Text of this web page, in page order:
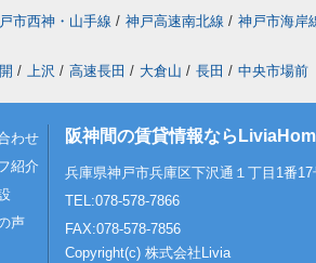
市西神・山手線 / 神戸高速南北線 / 神戸市海岸
/ 上沢 / 高速長田 / 大倉山 / 長田 / 中央市場前
わせ
紹介
声
阪神間の賃貸情報なら
兵庫県神戸市兵庫区下沢通１丁目1番
TEL:078-578-7866
FAX:078-578-7856
Copyright(c) 株式会社Livia